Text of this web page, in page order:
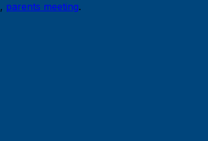
, parents meeting.